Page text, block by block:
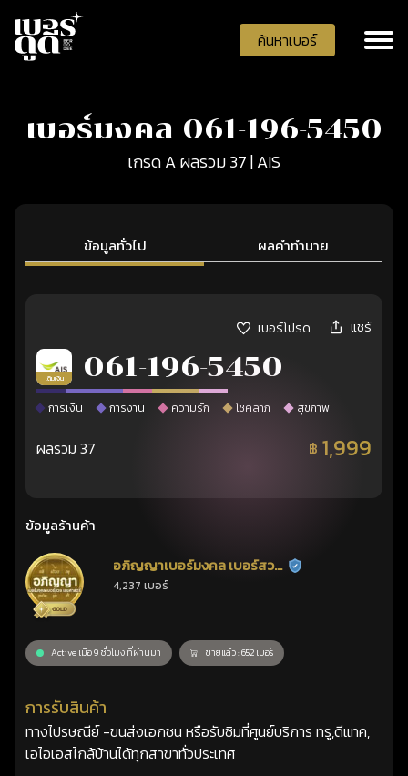
ค้นหาเบอร์
เบอร์มงคล 061-196-5450
เกรด A ผลรวม 37 | AIS
ข้อมูลทั่วไป ผลคำทำนาย
เบอร์โปรด แชร์
เติมเงิน 061-196-5450
การเงิน การงาน ความรัก โชคลาภ สุขภาพ
ผลรวม 37 ฿ 1,999
ข้อมูลร้านค้า
อภิญญาเบอร์มงคล เบอร์สวย
เลขศาสตร์
ร้านยืนยันแล้ว
4,237 เบอร์
Active เมื่อ 9 ชั่วโมง ที่ผ่านมา ขายแล้ว : 652 เบอร์
การรับสินค้า
ทางไปรษณีย์ -ขนส่งเอกชน หรือรับซิมที่ศูนย์บริการ ทรู,ดีแทค,
เอไอเอสไกล้บ้านได้ทุกสาขาทั่วประเทศ